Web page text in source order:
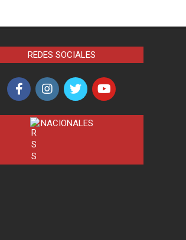
REDES SOCIALES
NACIONALES